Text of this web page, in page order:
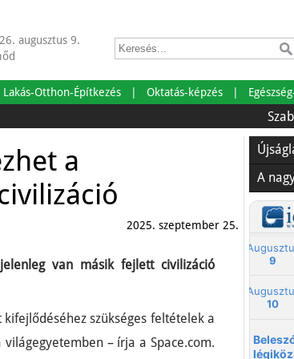
augusztus 9.
Lakás-Otthon-Építkezés Oktatás-képzés
a
2025. szeptember 25.
van másik fejlett civilizáció
szükséges feltételek a
– írja a Space.com.
A